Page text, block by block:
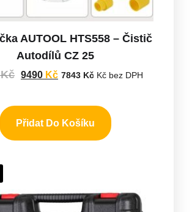
AUTOOL HTS558 – Čistič
Autodílů CZ 25
Kč 9490 Kč 7843 Kč Kč bez DPH
Přidat Do Košíku